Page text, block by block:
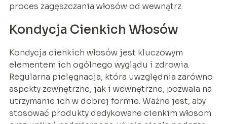
proces zagęszczania włosów od wewnątrz.
Kondycja Cienkich Włosów
Kondycja cienkich włosów jest kluczowym
elementem ich ogólnego wyglądu i zdrowia.
Regularna pielęgnacja, która uwzględnia zarówno
aspekty zewnętrzne, jak i wewnętrzne, pozwala na
utrzymanie ich w dobrej formie. Ważne jest, aby
stosować produkty dedykowane cienkim włosom